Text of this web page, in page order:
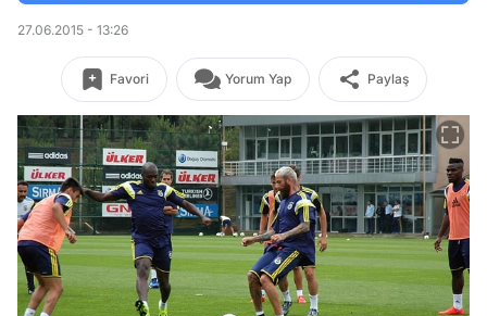
27.06.2015 - 13:26
Favori Yorum Yap Paylaş